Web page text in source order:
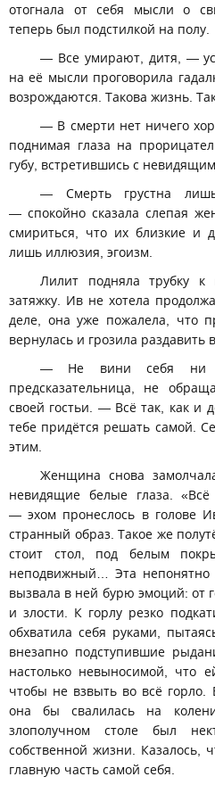
отогнала от себя мысли о
теперь был подстилкой на полу.
— Все умирают, дитя, —
на её мысли проговорила
возрождаются. Такова жизнь.
— В смерти нет ничего
поднимая глаза на
губу, встретившись с невидящим
— Смерть грустна
— спокойно сказала слепая
смириться, что их близкие и
лишь иллюзия, эгоизм.
Лилит подняла трубку к
затяжку. Ив не хотела
деле, она уже пожалела, что
вернулась и грозила раздавить
— Не вини себя ни
предсказательница, не
своей гостьи. — Всё так, как и
тебе придётся решать самой.
этим.
Женщина снова
невидящие белые глаза.
— эхом пронеслось в голове
странный образ. Такое же
стоит стол, под белым
неподвижный… Эта непонятно
вызвала в ней бурю эмоций: от
и злости. К горлу резко
обхватила себя руками,
внезапно подступившие
настолько невыносимой, что
чтобы не взвыть во всё горло.
она бы свалилась на
злополучном столе был
собственной жизни. Казалось,
главную часть самой себя.